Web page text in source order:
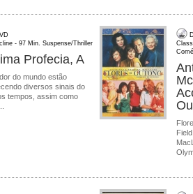
- 97 Min. Suspense/Thriller
Profecia, A
do mundo estão
diversos sinais do
tempos, assim como